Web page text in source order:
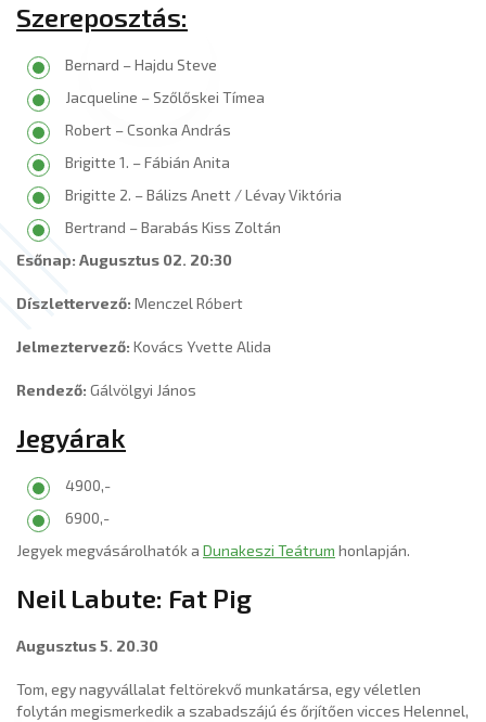
Szereposztás:
Bernard – Hajdu Steve
Jacqueline – Szőlőskei Tímea
Robert – Csonka András
Brigitte 1. – Fábián Anita
Brigitte 2. – Bálizs Anett / Lévay Viktória
Bertrand – Barabás Kiss Zoltán
Esőnap: Augusztus 02. 20:30
Díszlettervező: Menczel Róbert
Jelmeztervező: Kovács Yvette Alida
Rendező: Gálvölgyi János
Jegyárak
4900,-
6900,-
Jegyek megvásárolhatók a Dunakeszi Teátrum honlapján.
Neil Labute: Fat Pig
Augusztus 5. 20.30
Tom, egy nagyvállalat feltörekvő munkatársa, egy véletlen
folytán megismerkedik a szabadszájú és őrjítően vicces Helennel,